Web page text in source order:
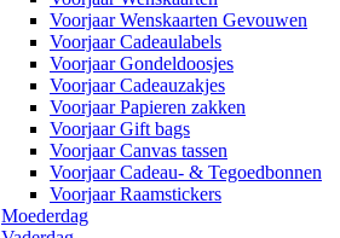
Voorjaar Wenskaarten Gevouwen
Voorjaar Cadeaulabels
Voorjaar Gondeldoosjes
Voorjaar Cadeauzakjes
Voorjaar Papieren zakken
Voorjaar Gift bags
Voorjaar Canvas tassen
Voorjaar Cadeau- & Tegoedbonnen
Voorjaar Raamstickers
Moederdag